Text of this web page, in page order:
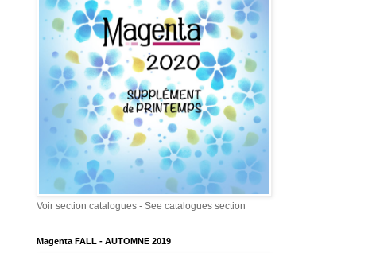
Voir section catalogues - See catalogues section
Magenta FALL - AUTOMNE 2019